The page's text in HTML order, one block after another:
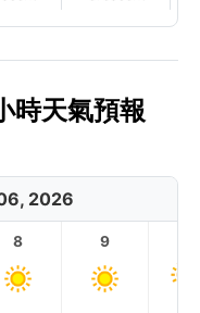
時天氣預報
2026
8 9